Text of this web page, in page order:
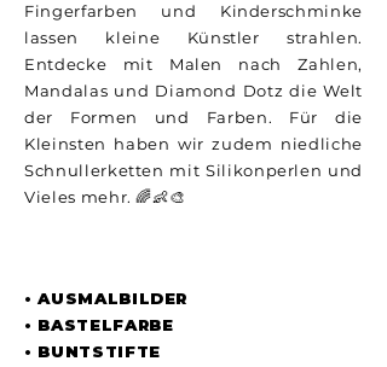
Fingerfarben und Kinderschminke
lassen kleine Künstler strahlen.
Entdecke mit Malen nach Zahlen,
Mandalas und Diamond Dotz die Welt
der Formen und Farben. Für die
Kleinsten haben wir zudem niedliche
Schnullerketten mit Silikonperlen und
Vieles mehr. 🌈👶🎨
• AUSMALBILDER
• BASTELFARBE
• BUNTSTIFTE